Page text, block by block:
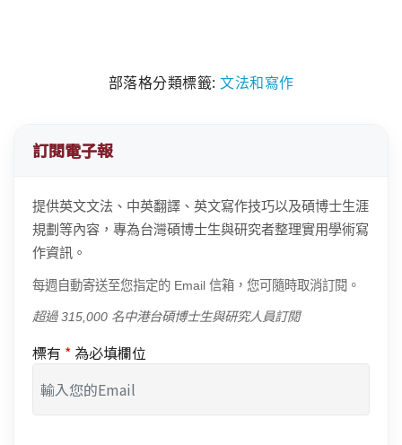
部落格分類標籤: 文法和寫作
訂閱電子報
提供英文文法、中英翻譯、英文寫作技巧以及碩博士生涯
規劃等內容，專為台灣碩博士生與研究者整理實用學術寫
作資訊。
每週自動寄送至您指定的 Email 信箱，您可隨時取消訂閱。
超過 315,000 名中港台碩博士生與研究人員訂閱
標有 * 為必填欄位